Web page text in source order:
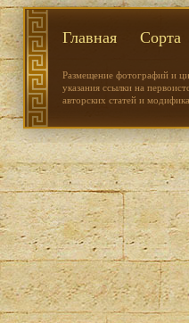
Главная Сорта
Размещение фотографий и
указания ссылки на
авторских статей и